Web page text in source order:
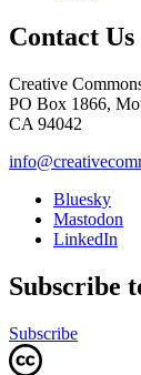
Contact Us
Creative
PO Box 1866,
CA 94042
Bluesky
Mastodon
LinkedIn
Subscribe
Subscribe